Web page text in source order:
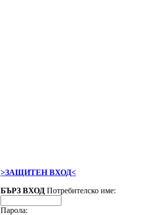
>ЗАЩИТЕН ВХОД<
БЪРЗ ВХОД Потребителско име:
Парола: